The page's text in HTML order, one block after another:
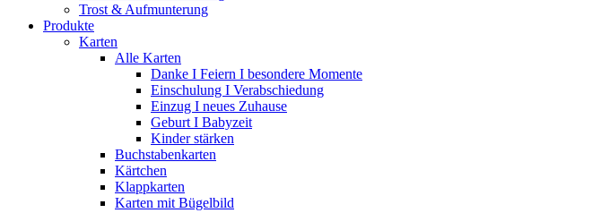
Trost & Aufmunterung
Produkte
Karten
Alle Karten
Danke I Feiern I besondere Momente
Einschulung I Verabschiedung
Einzug I neues Zuhause
Geburt I Babyzeit
Kinder stärken
Buchstabenkarten
Kärtchen
Klappkarten
Karten mit Bügelbild